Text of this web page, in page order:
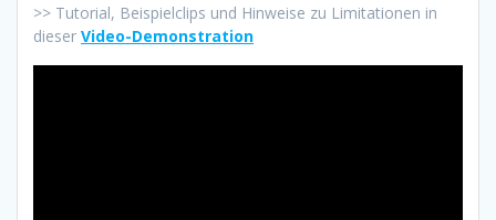
>> Tutorial, Beispielclips und Hinweise zu Limitationen in
dieser Video-Demonstration